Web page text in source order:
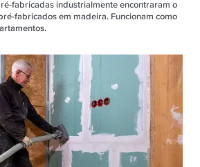
fabricadas industrialmente encontraram o
fabricados em madeira. Funcionam como